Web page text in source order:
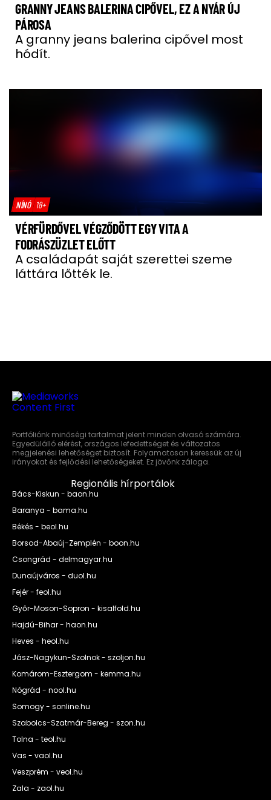
GRANNY JEANS BALERINA CIPŐVEL, EZ A NYÁR ÚJ
PÁROSA
A granny jeans balerina cipővel most
hódít.
NÍNÓ 18+
VÉRFÜRDŐVEL VÉGZŐDÖTT EGY VITA A
FODRÁSZÜZLET ELŐTT
A családapát saját szerettei szeme
láttára lőtték le.
Portfóliónk minőségi tartalmat jelent minden olvasó számára.
Egyedülálló elérést, országos lefedettséget és változatos
megjelenési lehetőséget biztosít. Folyamatosan keressük az új
irányokat és fejlődési lehetőségeket. Ez jövőnk záloga.
Regionális hírportálok
Bács-Kiskun - baon.hu
Baranya - bama.hu
Békés - beol.hu
Borsod-Abaúj-Zemplén - boon.hu
Csongrád - delmagyar.hu
Dunaújváros - duol.hu
Fejér - feol.hu
Győr-Moson-Sopron - kisalfold.hu
Hajdú-Bihar - haon.hu
Heves - heol.hu
Jász-Nagykun-Szolnok - szoljon.hu
Komárom-Esztergom - kemma.hu
Nógrád - nool.hu
Somogy - sonline.hu
Szabolcs-Szatmár-Bereg - szon.hu
Tolna - teol.hu
Vas - vaol.hu
Veszprém - veol.hu
Zala - zaol.hu